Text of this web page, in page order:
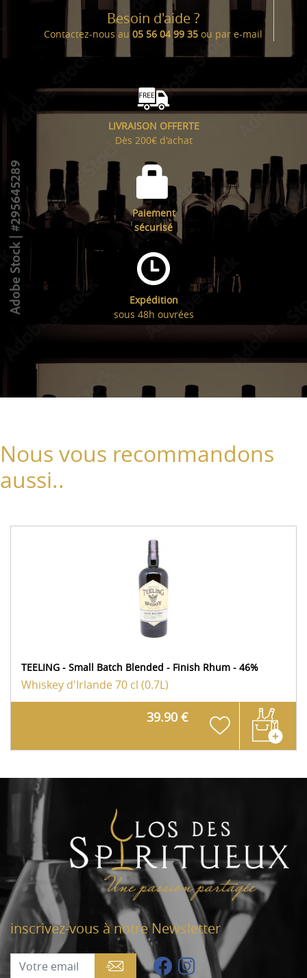
Besoin d'aide ?
Contactez-nous au 05 56 04 99 35 ou par e-mail
LIVRAISON OFFERTE
Dès 200€ d'achat
Paiement
sécurisé
Expédition
sous 48h ouvrées
Nous vous recommandons
aussi..
TEELING - Small Batch Blended - Finish Rhum - 46%
Whiskey d'Irlande70 cl (0.7L)
39.90 €
inscrivez-vous à notre Newsletter